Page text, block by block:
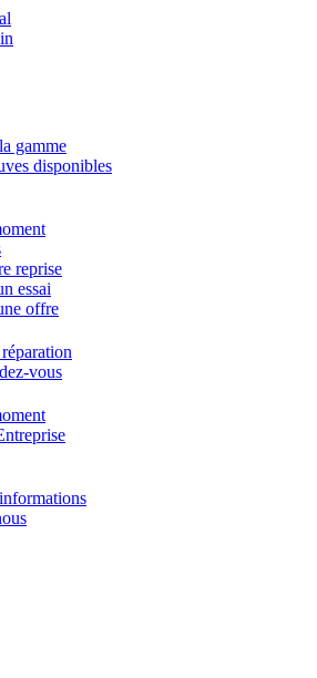
gamme
disponibles
reprise
essai
offre
vous